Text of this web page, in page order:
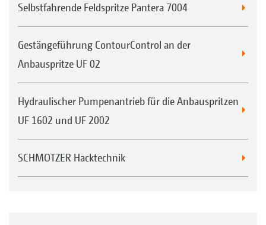
Selbstfahrende Feldspritze Pantera 7004
Gestängeführung ContourControl an der
Anbauspritze UF 02
Hydraulischer Pumpenantrieb für die Anbauspritzen
UF 1602 und UF 2002
SCHMOTZER Hacktechnik